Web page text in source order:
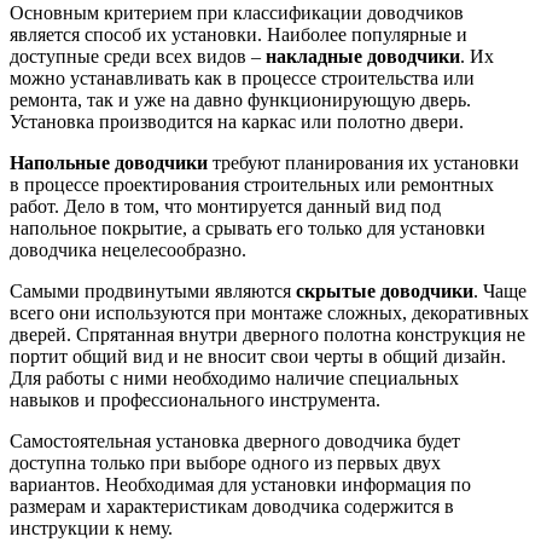
Основным критерием при классификации доводчиков
является способ их установки. Наиболее популярные и
доступные среди всех видов – накладные доводчики. Их
можно устанавливать как в процессе строительства или
ремонта, так и уже на давно функционирующую дверь.
Установка производится на каркас или полотно двери.
Напольные доводчики требуют планирования их установки
в процессе проектирования строительных или ремонтных
работ. Дело в том, что монтируется данный вид под
напольное покрытие, а срывать его только для установки
доводчика нецелесообразно.
Самыми продвинутыми являются скрытые доводчики. Чаще
всего они используются при монтаже сложных, декоративных
дверей. Спрятанная внутри дверного полотна конструкция не
портит общий вид и не вносит свои черты в общий дизайн.
Для работы с ними необходимо наличие специальных
навыков и профессионального инструмента.
Самостоятельная установка дверного доводчика будет
доступна только при выборе одного из первых двух
вариантов. Необходимая для установки информация по
размерам и характеристикам доводчика содержится в
инструкции к нему.